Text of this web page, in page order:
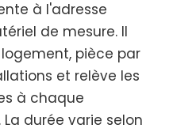
à l'adresse
de mesure. Il
pièce par
et relève les
à chaque
durée varie selon